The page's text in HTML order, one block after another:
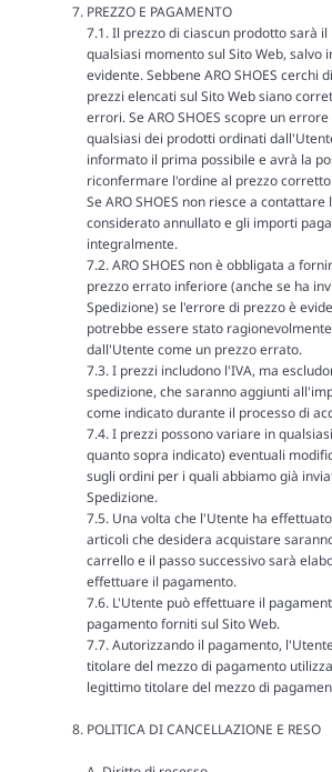
PREZZO E PAGAMENTO
7.1. Il prezzo di ciascun prodotto sarà
qualsiasi momento sul Sito Web, salvo
evidente. Sebbene ARO SHOES cerchi
prezzi elencati sul Sito Web siano
errori. Se ARO SHOES scopre un
qualsiasi dei prodotti ordinati
informato il prima possibile e avrà la
riconfermare l'ordine al prezzo
Se ARO SHOES non riesce a
considerato annullato e gli importi
integralmente.
7.2. ARO SHOES non è obbligata a
prezzo errato inferiore (anche se ha
Spedizione) se l'errore di prezzo è
potrebbe essere stato
dall'Utente come un prezzo errato.
7.3. I prezzi includono l'IVA, ma
spedizione, che saranno aggiunti
come indicato durante il processo di
7.4. I prezzi possono variare in
quanto sopra indicato) eventuali
sugli ordini per i quali abbiamo già
Spedizione.
7.5. Una volta che l'Utente ha
articoli che desidera acquistare
carrello e il passo successivo sarà
effettuare il pagamento.
7.6. L'Utente può effettuare il
pagamento forniti sul Sito Web.
7.7. Autorizzando il pagamento,
titolare del mezzo di pagamento
legittimo titolare del mezzo di
POLITICA DI CANCELLAZIONE E RESO